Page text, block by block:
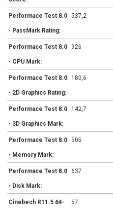
Performace Test 8.0
- PassMark Rating:
537,2
Performace Test 8.0
- CPU Mark:
926
Performace Test 8.0
- 2D Graphics Rating:
180,6
Performace Test 8.0
- 3D Graphics Mark:
142,7
Performace Test 8.0
- Memory Mark:
505
Performace Test 8.0
- Disk Mark:
637
Cinebech R11.5 64- 57